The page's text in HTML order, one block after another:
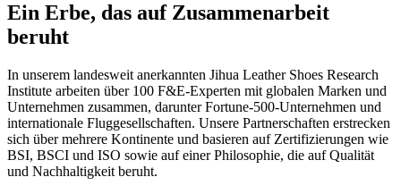
Ein Erbe, das auf Zusammenarbeit
beruht
In unserem landesweit anerkannten Jihua Leather Shoes Research
Institute arbeiten über 100 F&E-Experten mit globalen Marken und
Unternehmen zusammen, darunter Fortune-500-Unternehmen und
internationale Fluggesellschaften. Unsere Partnerschaften erstrecken
sich über mehrere Kontinente und basieren auf Zertifizierungen wie
BSI, BSCI und ISO sowie auf einer Philosophie, die auf Qualität
und Nachhaltigkeit beruht.